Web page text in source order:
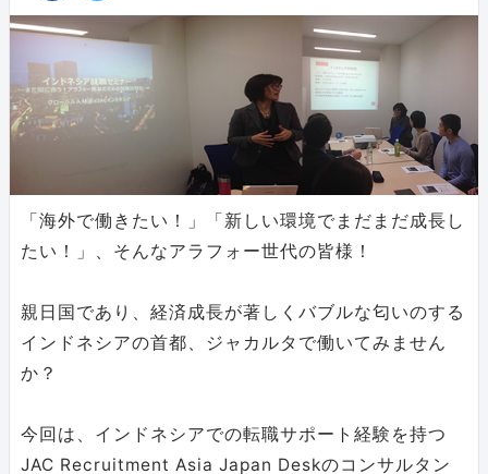
「海外で働きたい！」「新しい環境でまだまだ成長し
たい！」、そんなアラフォー世代の皆様！
親日国であり、経済成長が著しくバブルな匂いのする
インドネシアの首都、ジャカルタで働いてみません
か？
今回は、インドネシアでの転職サポート経験を持つ
JAC Recruitment Asia Japan Deskのコンサルタン